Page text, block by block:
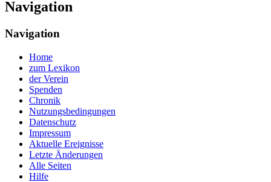
Navigation
Navigation
Home
zum Lexikon
der Verein
Spenden
Chronik
Nutzungsbedingungen
Datenschutz
Impressum
Aktuelle Ereignisse
Letzte Änderungen
Alle Seiten
Hilfe